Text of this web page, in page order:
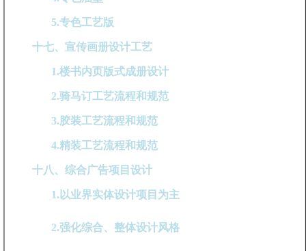
5.专色工艺版
十七、宣传画册设计工艺
1.楼书内页版式成册设计
2.骑马订工艺流程和规范
3.胶装工艺流程和规范
4.精装工艺流程和规范
十八、综合广告项目设计
1.以业界实体设计项目为主
2.强化综合、整体设计风格